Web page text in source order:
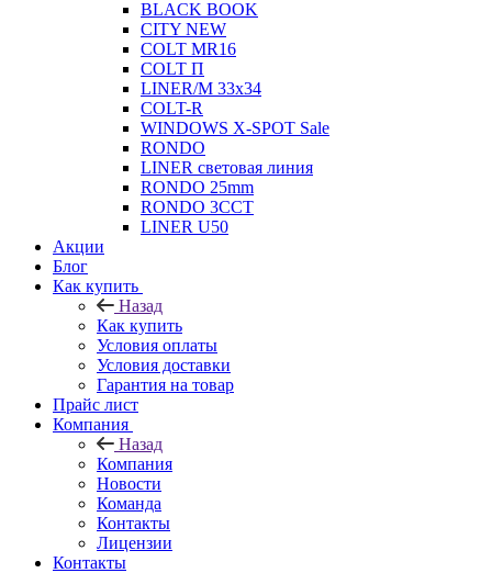
BLACK BOOK
CITY NEW
COLT MR16
COLT П
LINER/М 33х34
COLT-R
WINDOWS X-SPOT Sale
RONDO
LINER световая линия
RONDO 25mm
RONDO 3CCT
LINER U50
Акции
Блог
Как купить
Назад
Как купить
Условия оплаты
Условия доставки
Гарантия на товар
Прайс лист
Компания
Назад
Компания
Новости
Команда
Контакты
Лицензии
Контакты